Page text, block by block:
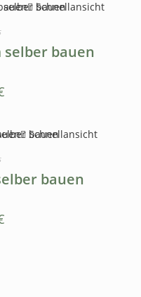
Schnellansicht
bauen
Schnellansicht
bauen